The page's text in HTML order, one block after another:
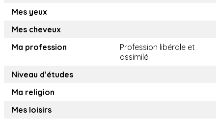
Mes yeux
Mes cheveux
Ma profession
Profession libérale et
assimilé
Niveau d’études
Ma religion
Mes loisirs